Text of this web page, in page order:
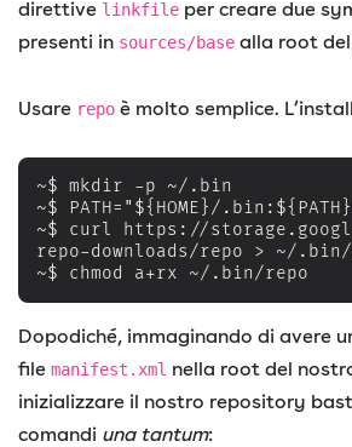
direttive linkfile per creare due
presenti in sources/base alla root
Usare repo è molto semplice.
~$ mkdir -p ~
~
~$ curl https://
repo-downloads/repo > ~
~$ chmod a+rx ~/.bin/repo
Dopodiché, immaginando di avere
file manifest.xml nella root del
inizializzare il nostro repository
comandi una tantum: